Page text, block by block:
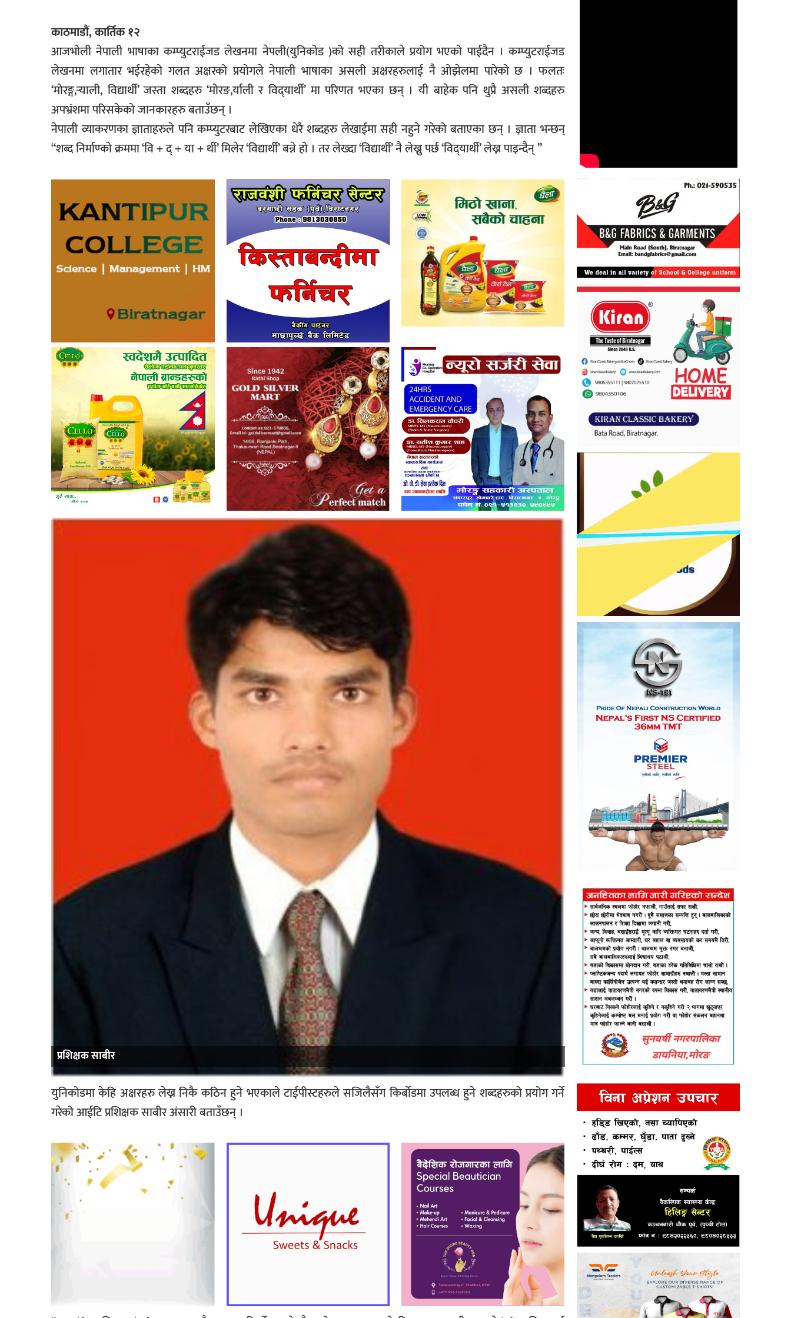
काठमाडौं, कार्तिक १२
आजभोली नेपाली भाषाका कम्प्युटराईजड लेखनमा नेपली(युनिकोड )को सही तरीकाले प्रयोग भएको पाईदैन । कम्प्युटराईजड
लेखनमा लगातार भईरहेको गलत अक्षरको प्रयोगले नेपाली भाषाका असली अक्षरहरुलाई नै ओझेलमा पारेको छ । फलतः
‘मोरङ्ग,र्‍याली, विद्यार्थी’ जस्ता शब्दहरु ‘मोरङ,र्याली र विद्‍यार्थी’ मा परिणत भएका छन् । यी बाहेक पनि थुप्रै असली शब्दहरु
अपभ्रंशमा परिसकेको जानकारहरु बताउँछन् ।
नेपाली व्याकरणका ज्ञाताहरुले पनि कम्प्युटरबाट लेखिएका धेरै शब्दहरु लेखाईमा सही नहुने गरेको बताएका छन् । ज्ञाता भन्छन्
“शब्द निर्माण्को क्रममा ‘वि + द् + या + र्थी’ मिलेर ‘विद्यार्थी’ बन्ने हो । तर लेख्दा ‘विद्यार्थी’ नै लेख्नु पर्छ ‘विद्‍यार्थी’ लेख्न पाइन्दैन् ”
प्रशिक्षक साबीर
युनिकोडमा केहि अक्षरहरु लेख्न निकै कठिन हुने भएकाले टाईपीस्टहरुले सजिलैसँग किर्बोडमा उपलब्ध हुने शब्दहरुको प्रयोग गर्ने
गरेको आईटि प्रशिक्षक साबीर अंसारी बताउँछन् ।